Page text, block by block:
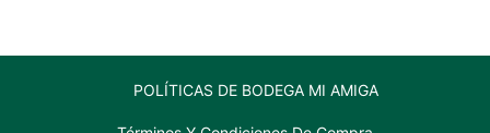
POLÍTICAS DE BODEGA MI AMIGA